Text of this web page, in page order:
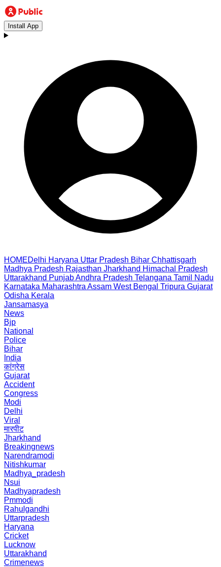
Install App
HOMEDelhi Haryana Uttar Pradesh Bihar Chhattisgarh
Madhya Pradesh Rajasthan Jharkhand Himachal Pradesh
Uttarakhand PunjabAndhra Pradesh Telangana Tamil Nadu
Karnataka Maharashtra Assam West Bengal Tripura Gujarat
Odisha Kerala
Jansamasya
News
Bjp
National
Police
Bihar
India
कांग्रेस
Gujarat
Accident
Congress
Modi
Delhi
Viral
मारपीट
Jharkhand
Breakingnews
Narendramodi
Nitishkumar
Madhya_pradesh
Nsui
Madhyapradesh
Pmmodi
Rahulgandhi
Uttarpradesh
Haryana
Cricket
Lucknow
Uttarakhand
Crimenews